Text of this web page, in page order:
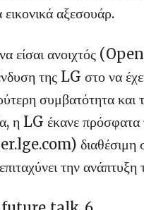
αξεσουάρ.
είσαι ανοιχτός
της LG στο να
συμβατότητα και
η LG έκανε
διαθέσιμη σε
την